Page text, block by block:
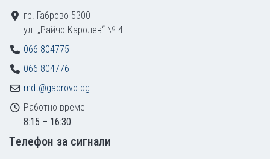
гр. Габрово 5300
ул. „Райчо Каролев“ № 4
066 804775
066 804776
mdt@gabrovo.bg
Работно време
8:15 – 16:30
Tелефон за сигнали